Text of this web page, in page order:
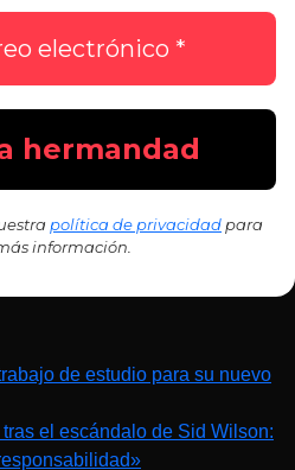
política de privacidad para
información.
de estudio para su nuevo
el escándalo de Sid Wilson: